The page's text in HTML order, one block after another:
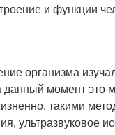
и функции
организма
данный момент это
такими
ультразвуковое